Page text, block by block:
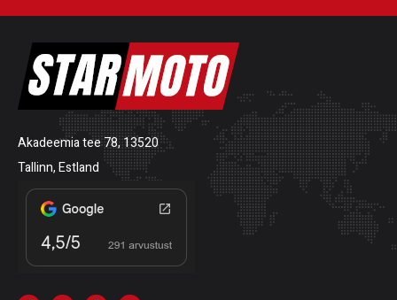
Akadeemia tee 78, 13520
Tallinn, Estland